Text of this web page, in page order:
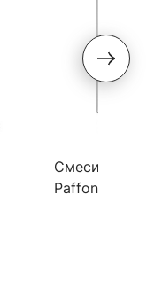
Смеситель
Paffoni Tango